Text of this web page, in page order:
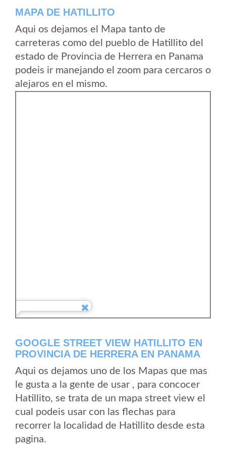
MAPA DE HATILLITO
Aqui os dejamos el Mapa tanto de
carreteras como del pueblo de Hatillito del
estado de Provincia de Herrera en Panama
podeis ir manejando el zoom para cercaros o
alejaros en el mismo.
GOOGLE STREET VIEW HATILLITO EN
PROVINCIA DE HERRERA EN PANAMA
Aqui os dejamos uno de los Mapas que mas
le gusta a la gente de usar , para concocer
Hatillito, se trata de un mapa street view el
cual podeis usar con las flechas para
recorrer la localidad de Hatillito desde esta
pagina.